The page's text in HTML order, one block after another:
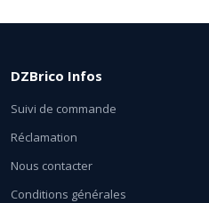
DZBrico Infos
Suivi de commande
Réclamation
Nous contacter
Conditions générales